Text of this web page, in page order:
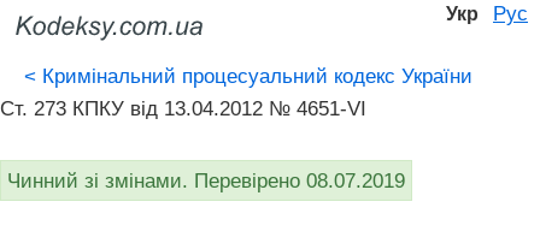
Укр Рус
< Кримінальний процесуальний кодекс України
Ст. 273 КПКУ від 13.04.2012 № 4651-VI
Чинний зі змінами. Перевірено 08.07.2019